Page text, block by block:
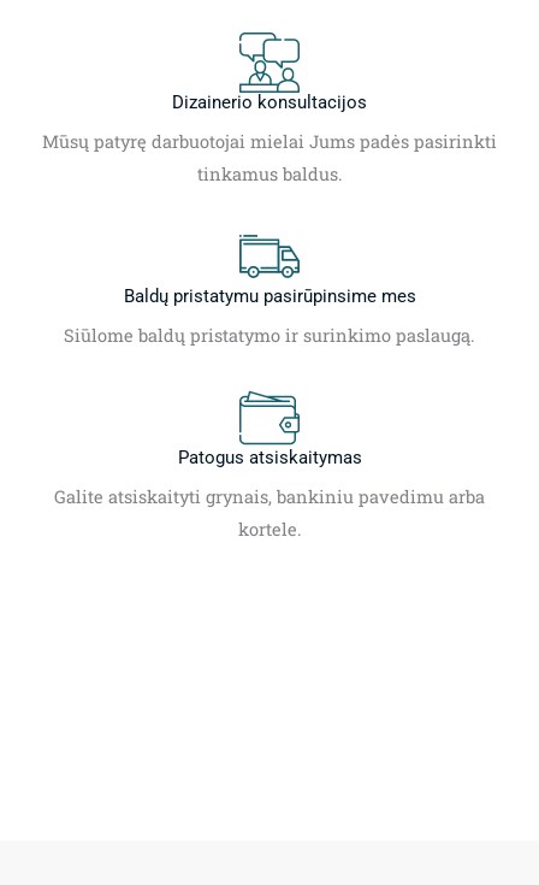
Dizainerio konsultacijos
Mūsų patyrę darbuotojai mielai Jums padės pasirinkti
tinkamus baldus.
Baldų pristatymu pasirūpinsime mes
Siūlome baldų pristatymo ir surinkimo paslaugą.
Patogus atsiskaitymas
Galite atsiskaityti grynais, bankiniu pavedimu arba
kortele.